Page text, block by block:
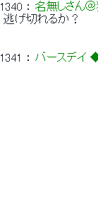
1340 ： 名無しさん
逃げ切れるか？
1341 ： バースデイ
／　　　　　
.／　 　 　　　
/　　 　　　　
/　　　　　　
/.　　　　 　
l　　 　 　 　
{　 　 　　　　
‘　　　　　　
,ゝ　　　　ゝ
／　　　　　　
ﾚﾍ 　 　　　　